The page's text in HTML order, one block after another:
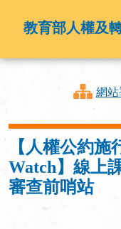
教育部人權及
網站
【人權公約施
Watch】線上
審查前哨站